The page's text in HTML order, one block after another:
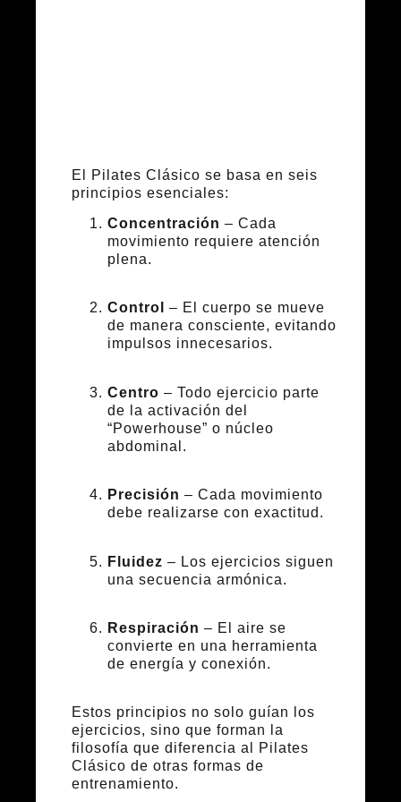
El Pilates Clásico se basa en seis
principios esenciales:
Concentración – Cada
movimiento requiere atención
plena.
Control
– El cuerpo se mueve
de manera consciente, evitando
impulsos innecesarios.
Centro – Todo ejercicio parte
de la activación del
“Powerhouse” o núcleo
abdominal.
Precisión – Cada movimiento
debe realizarse con exactitud.
Fluidez – Los ejercicios siguen
una secuencia armónica.
Respiración – El aire se
convierte en una herramienta
de energía y conexión.
Estos principios no solo guían los
ejercicios, sino que forman la
filosofía que diferencia al Pilates
Clásico de otras formas de
entrenamiento.